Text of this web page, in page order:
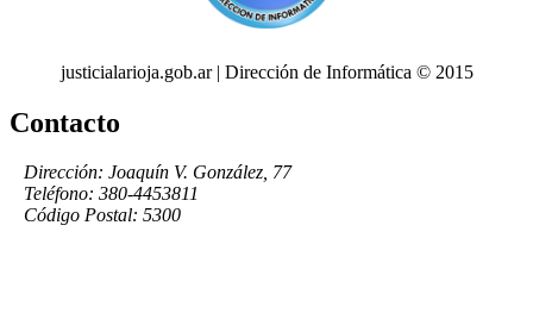
justicialarioja.gob.ar | Dirección de Informática © 2015
Contacto
Dirección: Joaquín V. González, 77
Teléfono: 380-4453811
Código Postal: 5300